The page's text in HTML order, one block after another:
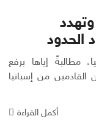
الحدود
مطالبةً إياها برفع
القادمين من إسبانيا
أكمل القراءة